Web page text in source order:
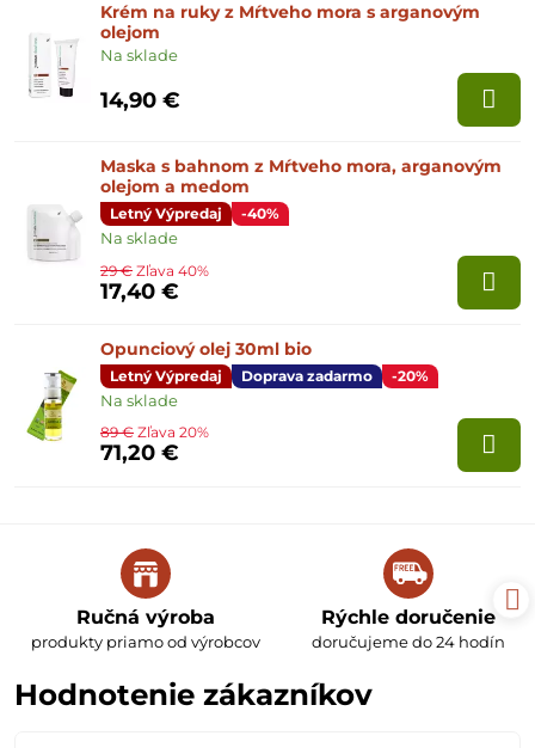
Krém na ruky z Mŕtveho mora s arganovým
olejom
Na sklade
14,90 €
Maska s bahnom z Mŕtveho mora, arganovým
olejom a medom
Letný Výpredaj -40%
Na sklade
17,40 €
29 € Zľava 40%
Opunciový olej 30ml bio
Letný Výpredaj Doprava zadarmo -20%
Na sklade
71,20 €
89 € Zľava 20%
Ručná výroba
produkty priamo od výrobcov
Rýchle doručenie
doručujeme do 24 hodín
Hodnotenie zákazníkov